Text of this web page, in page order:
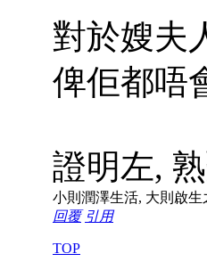
對於嫂夫
俾佢都唔
證明左,
小則潤澤生活, 大則啟生
回覆 引用
TOP